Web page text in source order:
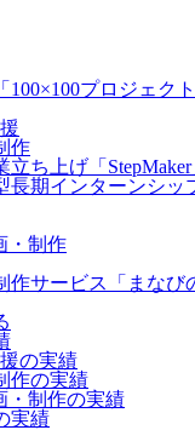
プロジェクト
作
ち上げ「StepMaker
長期インターンシッ
・制作
サービス「まなび
の実績
作の実績
・制作の実績
実績